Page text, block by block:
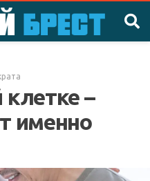
клетке –
именно